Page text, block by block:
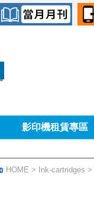
影印機租賃專區
HOME > Ink-cartridges >